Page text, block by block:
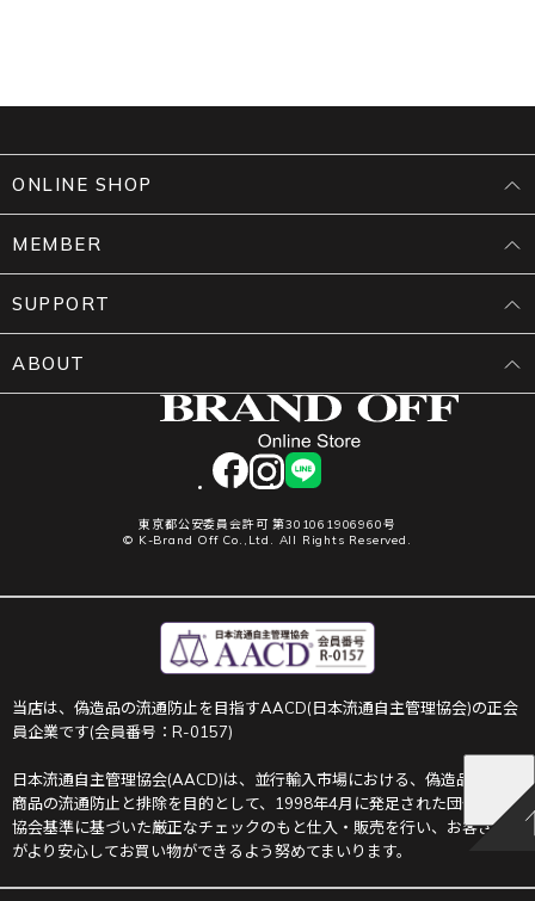
facebookinstagram
LINE
東京都公安委員会許可 第301061906960号
© K-Brand Off Co.,Ltd. All Rights Reserved.
ONLINE SHOP
MEMBER
SUPPORT
ABOUT
当店は、偽造品の流通防止を目指すAACD(日本流通自主管理協会)の正会
員企業です(会員番号：R-0157)
日本流通自主管理協会(AACD)は、並行輸入市場における、偽造品や不正
商品の流通防止と排除を目的として、1998年4月に発足された団体です。
協会基準に基づいた厳正なチェックのもと仕入・販売を行い、お客さま
がより安心してお買い物ができるよう努めてまいります。